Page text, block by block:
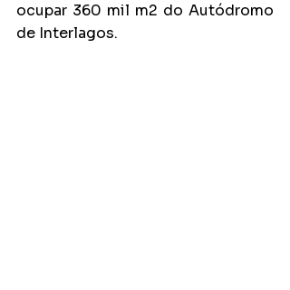
ocupar 360 mil m2 do Autódromo
de Interlagos.